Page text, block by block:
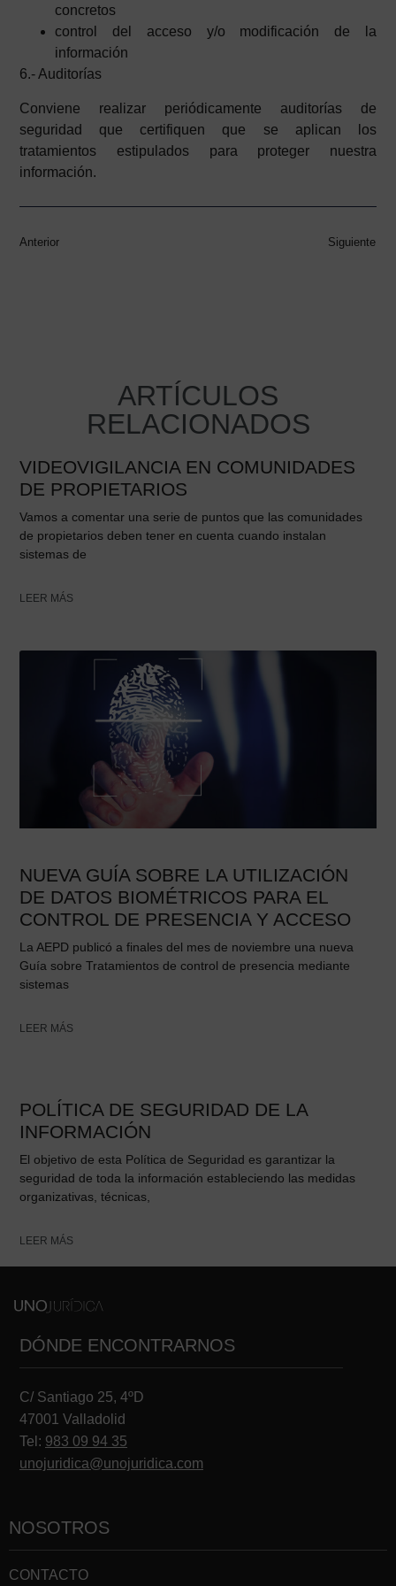
concretos
control del acceso y/o modificación de la
información
6.- Auditorías
Conviene realizar periódicamente auditorías de
seguridad que certifiquen que se aplican los
tratamientos estipulados para proteger nuestra
información.
Anterior Siguiente
ARTÍCULOS
RELACIONADOS
VIDEOVIGILANCIA EN COMUNIDADES
DE PROPIETARIOS
Vamos a comentar una serie de puntos que las comunidades
de propietarios deben tener en cuenta cuando instalan
sistemas de
LEER MÁS
NUEVA GUÍA SOBRE LA UTILIZACIÓN
DE DATOS BIOMÉTRICOS PARA EL
CONTROL DE PRESENCIA Y ACCESO
La AEPD publicó a finales del mes de noviembre una nueva
Guía sobre Tratamientos de control de presencia mediante
sistemas
LEER MÁS
POLÍTICA DE SEGURIDAD DE LA
INFORMACIÓN
El objetivo de esta Política de Seguridad es garantizar la
seguridad de toda la información estableciendo las medidas
organizativas, técnicas,
LEER MÁS
DÓNDE ENCONTRARNOS
C/ Santiago 25, 4ºD
47001 Valladolid
Tel: 983 09 94 35
unojuridica@unojuridica.com
NOSOTROS
CONTACTO